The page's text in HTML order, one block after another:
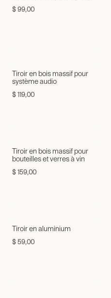
$99,00
Tiroir en bois massif pour
système audio
$119,00
Tiroir en bois massif pour
bouteilles et verres à vin
$159,00
Tiroir en aluminium
$59,00